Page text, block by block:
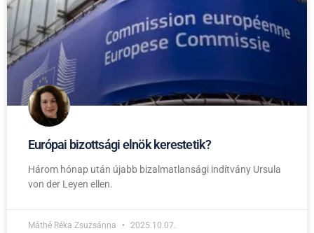
Európai bizottsági elnök kerestetik?
Három hónap után újabb bizalmatlansági indítvány Ursula
von der Leyen ellen.
Máthé Réka Zsuzsánna 2025.10.07.